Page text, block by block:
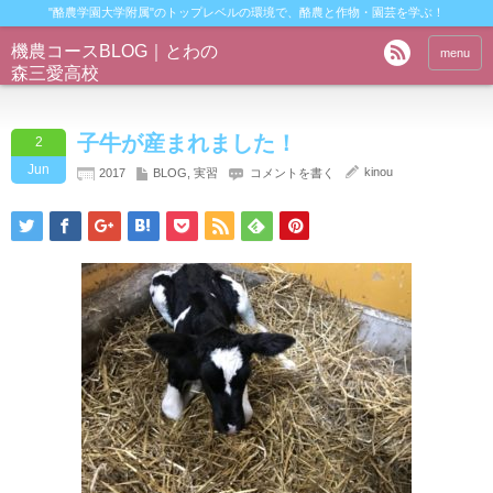
"酪農学園大学附属"のトップレベルの環境で、酪農と作物・園芸を学ぶ！
機農コースBLOG｜とわの
森三愛高校
menu
2
Jun
子牛が産まれました！
2017 BLOG 実習 コメントを書く kinou